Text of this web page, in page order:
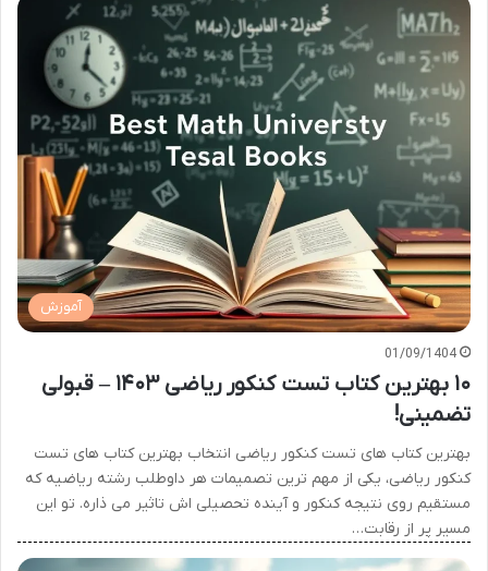
آموزش
01/09/1404
۱۰ بهترین کتاب تست کنکور ریاضی ۱۴۰۳ – قبولی
تضمینی!
بهترین کتاب های تست کنکور ریاضی انتخاب بهترین کتاب های تست
کنکور ریاضی، یکی از مهم ترین تصمیمات هر داوطلب رشته ریاضیه که
مستقیم روی نتیجه کنکور و آینده تحصیلی اش تاثیر می ذاره. تو این
مسیر پر از رقابت…